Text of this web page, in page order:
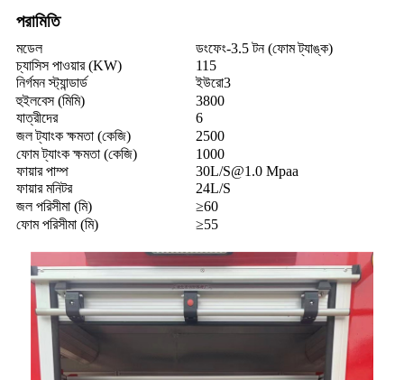
পরামিতি
মডেল
ডংফেং-3.5 টন (ফোম ট্যাঙ্ক)
চ্যাসিস পাওয়ার (KW)
115
নির্গমন স্ট্যান্ডার্ড
ইউরো3
হুইলবেস (মিমি)
3800
যাত্রীদের
6
জল ট্যাংক ক্ষমতা (কেজি)
2500
ফোম ট্যাংক ক্ষমতা (কেজি)
1000
ফায়ার পাম্প
30L/S@1.0 Mpaa
ফায়ার মনিটর
24L/S
জল পরিসীমা (মি)
≥60
ফোম পরিসীমা (মি)
≥55